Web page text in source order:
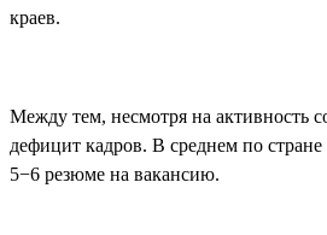
краев.
Между тем, несмотря на активность
дефицит кадров. В среднем по
5−6 резюме на вакансию.